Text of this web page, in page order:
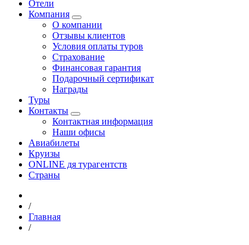
Отели
Компания
О компании
Отзывы клиентов
Условия оплаты туров
Страхование
Финансовая гарантия
Подарочный сертификат
Награды
Туры
Контакты
Контактная информация
Наши офисы
Авиабилеты
Круизы
ONLINE дя турагентств
Страны
/
Главная
/